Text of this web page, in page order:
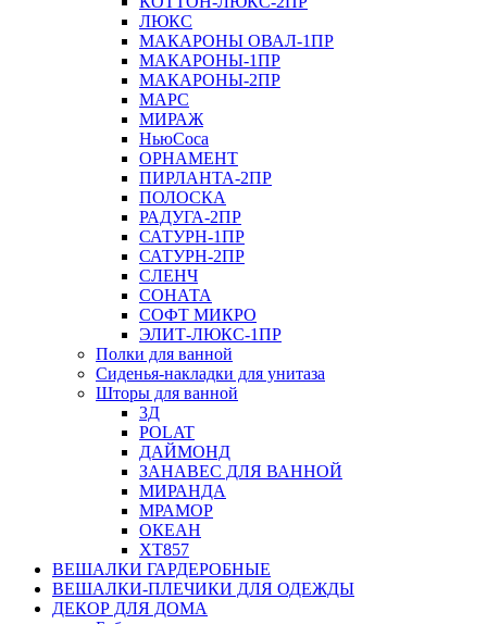
ЛЮКС
МАКАРОНЫ ОВАЛ-1ПР
МАКАРОНЫ-1ПР
МАКАРОНЫ-2ПР
МАРС
МИРАЖ
НьюСоса
ОРНАМЕНТ
ПИРЛАНТА-2ПР
ПОЛОСКА
РАДУГА-2ПР
САТУРН-1ПР
САТУРН-2ПР
СЛЕНЧ
СОНАТА
СОФТ МИКРО
ЭЛИТ-ЛЮКС-1ПР
Полки для ванной
Сиденья-накладки для унитаза
Шторы для ванной
3Д
POLAT
ДАЙМОНД
ЗАНАВЕС ДЛЯ ВАННОЙ
МИРАНДА
МРАМОР
ОКЕАН
ХТ857
ВЕШАЛКИ ГАРДЕРОБНЫЕ
ВЕШАЛКИ-ПЛЕЧИКИ ДЛЯ ОДЕЖДЫ
ДЕКОР ДЛЯ ДОМА